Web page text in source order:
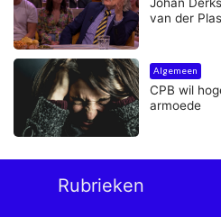
van der
Algemeen
CPB wil
armoede
Rubrieken